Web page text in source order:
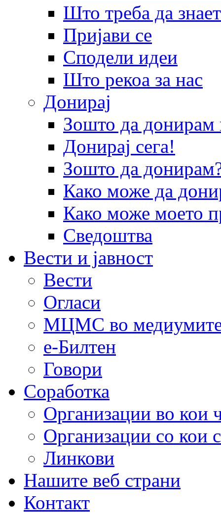
Што треба да
Пријави се
Сподели идеи
Што рекоа за нас
Донирај
Зошто да
Донирај сега!
Зошто да
Како може да
Како може моето
Сведоштва
Вести и јавност
Вести
Огласи
МЦМС во
е-Билтен
Говори
Соработка
Организации во кои
Организации со кои
Линкови
Нашите веб страни
Контакт